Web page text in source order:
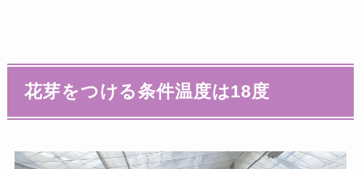
花芽をつける条件温度は18度